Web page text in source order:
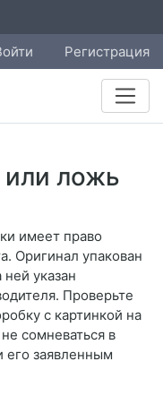
Регистрация
или ложь
имеет право
Оригинал упакован
указан
Проверьте
с картинкой на
сомневаться в
его заявленным